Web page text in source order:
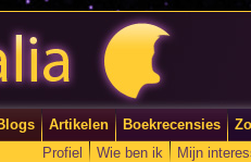
Artikelen Boekrecensies
Profiel
Wie ben ik Mijn